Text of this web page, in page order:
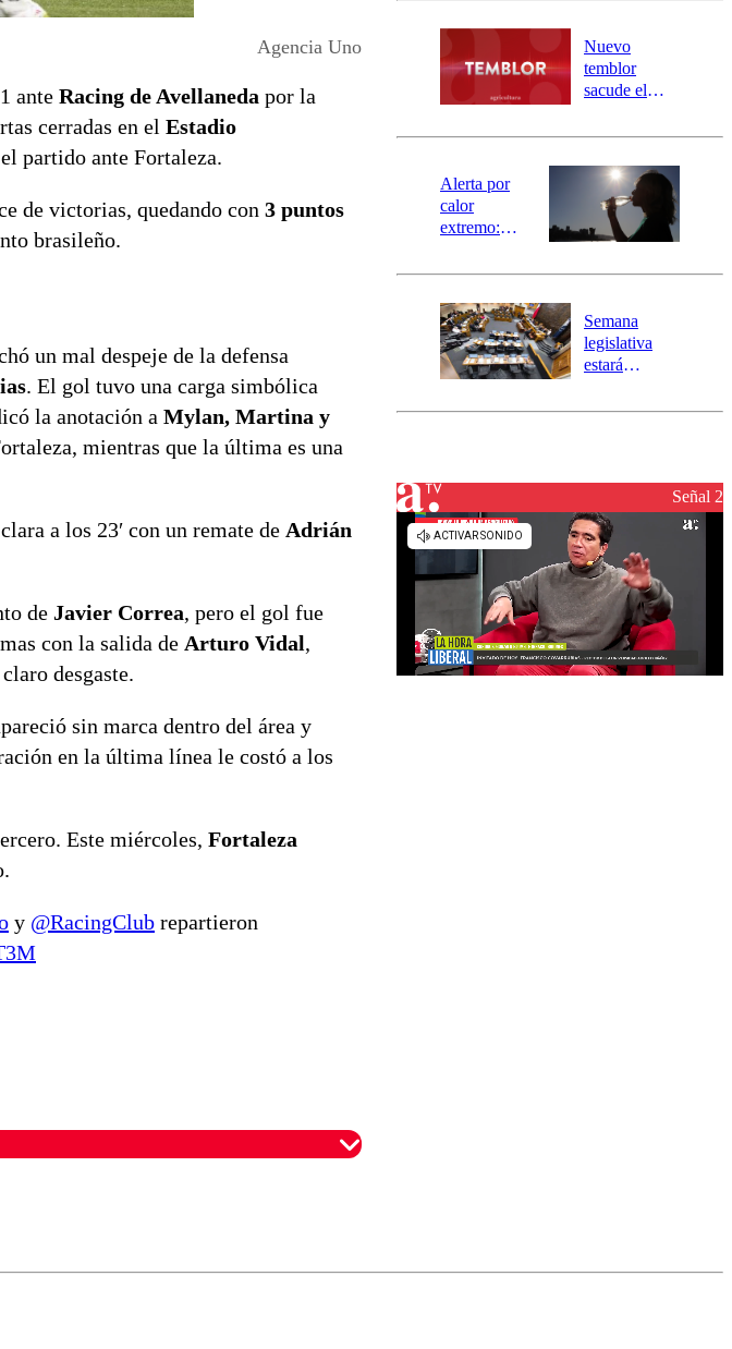
Agencia Uno
ante Racing de Avellaneda por la
cerradas en el Estadio
partido ante Fortaleza.
de victorias, quedando con 3 puntos
brasileño.
un mal despeje de la defensa
. El gol tuvo una carga simbólica
la anotación a Mylan, Martina y
mientras que la última es una
a los 23′ con un remate de Adrián
de Javier Correa, pero el gol fue
con la salida de Arturo Vidal,
desgaste.
sin marca dentro del área y
en la última línea le costó a los
Este miércoles, Fortaleza
y @RacingClub repartieron
río Damas:
activa
mensajería
SAE
Nuevo
temblor
sacude el
revisa la
epicentro
Alerta por
calor
extremo:
activa Alerta
Preventiva en
tres comunas
Semana
legislativa
estará
el fin de la
reconstrucciónSeñal 2